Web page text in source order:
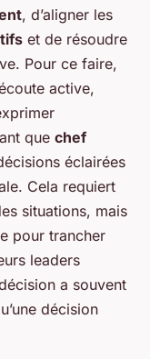
, d’aligner les
et de résoudre
Pour ce faire,
active,
que chef
éclairées
Cela requiert
situations, mais
pour trancher
leaders
a souvent
décision